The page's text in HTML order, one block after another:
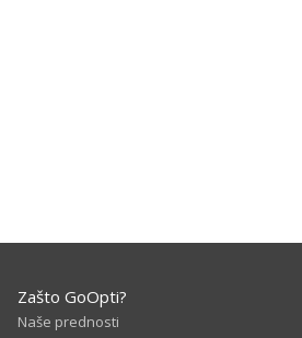
Zašto GoOpti?
Naše prednosti